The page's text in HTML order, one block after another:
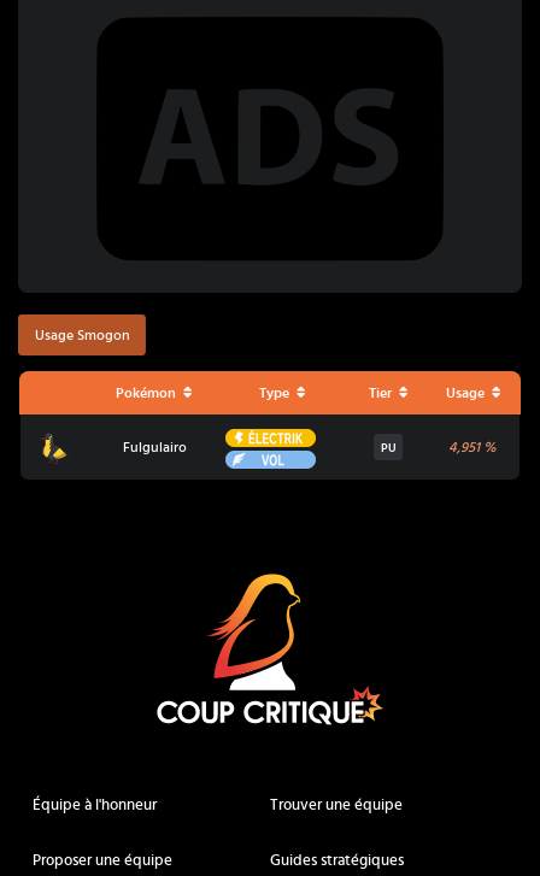
Usage Smogon
Pokémon Type Tier Usage
Fulgulairo
Électrik
Vol
PU 4,951%
Équipe à l'honneur Trouver une équipe
Proposer une équipe Guides stratégiques